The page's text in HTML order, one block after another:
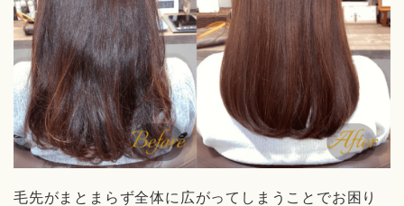
毛先がまとまらず全体に広がってしまうことでお困り